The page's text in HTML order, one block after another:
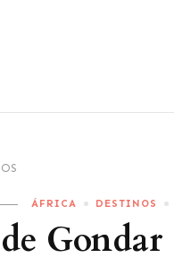
ÁFRICA DESTINOS
Gondar